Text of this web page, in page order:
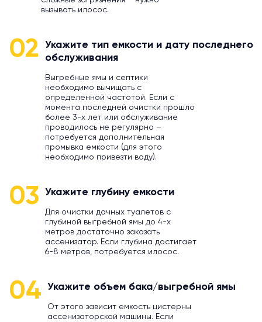
вызывать илосос.
02
Укажите тип емкости и дату последнего
обслуживания
Выгребные ямы и септики
необходимо вычищать с
определенной частотой. Если с
момента последней очистки прошло
более 3-х лет или обслуживание
проводилось не регулярно –
потребуется дополнительная
промывка емкости (для этого
необходимо привезти воду).
03 Укажите глубину емкости
Для очистки дачных туалетов с
глубиной выгребной ямы до 4-х
метров достаточно заказать
ассенизатор. Если глубина достигает
6-8 метров, потребуется илосос.
04 Укажите объем бака/выгребной ямы
От этого зависит емкость цистерны
ассенизаторской машины. Если